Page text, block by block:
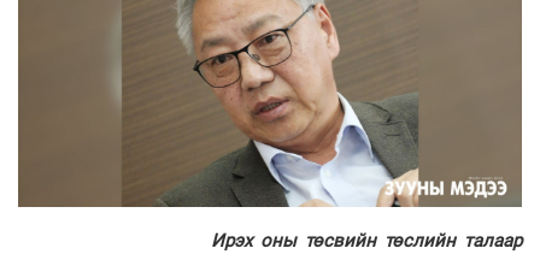
Ирэх оны төсвийн төслийн талаар